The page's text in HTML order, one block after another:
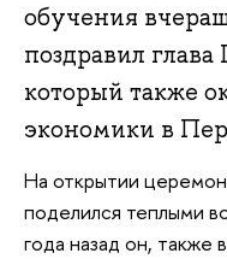
обучения
поздравил
который также
экономики в
На открытии
поделился теплыми
года назад он, также